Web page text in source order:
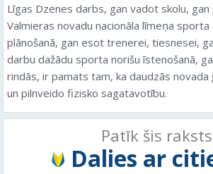
Līgas Dzenes darbs, gan vadot skolu,
Valmieras novadu nacionāla līmeņa
plānošanā, gan esot trenerei, tiesnesei,
darbu dažādu sporta norišu īstenošanā,
rindās, ir pamats tam, ka daudzās novada
un pilnveido fizisko sagatavotību.
Patīk šis
Dalies ar